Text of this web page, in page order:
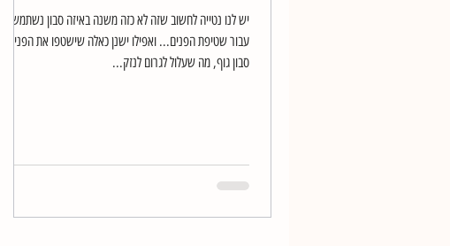
יש לנו נטייה לחשוב שזה לא כזה משנה באיזה סבון נשתמש
עבור שטיפת הפנים... ואפילו ישנן כאלה שישטפו את הפנים עם
סבון גוף, מה שעלול לגרום לנזק...